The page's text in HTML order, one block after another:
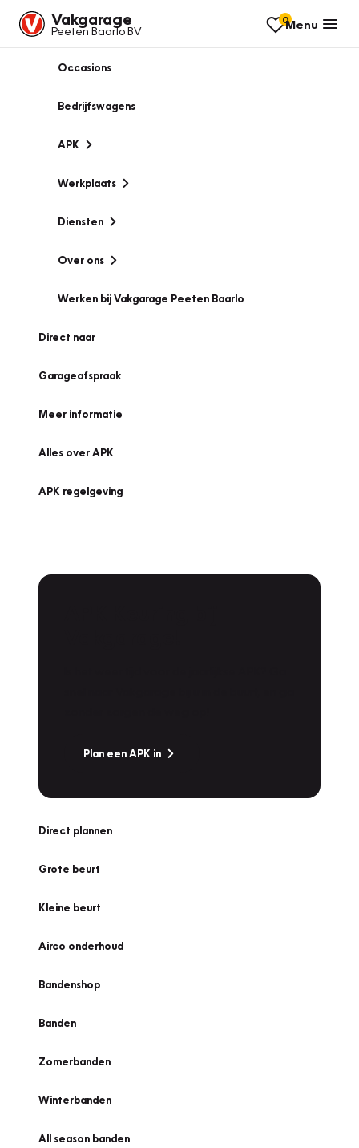
Vakgarage
Peeten Baarlo BV
0Menu
Occasions
Bedrijfswagens
APK
Werkplaats
Diensten
Over ons
Werken bij Vakgarage Peeten Baarlo
Direct naar
Garageafspraak
Meer informatie
Alles over APK
APK regelgeving
Plan een APK in
Direct plannen
Grote beurt
Kleine beurt
Airco onderhoud
Bandenshop
Banden
Zomerbanden
Winterbanden
All season banden